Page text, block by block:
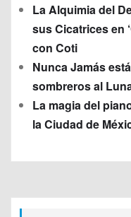
La Alquimia del
sus Cicatrices en
con Coti
Nunca Jamás
sombreros al
La magia del
la Ciudad de